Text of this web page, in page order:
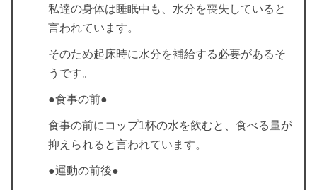
私達の身体は睡眠中も、水分を喪失していると
言われています。
そのため起床時に水分を補給する必要があるそ
うです。
●食事の前●
食事の前にコップ1杯の水を飲むと、食べる量が
抑えられると言われています。
●運動の前後●